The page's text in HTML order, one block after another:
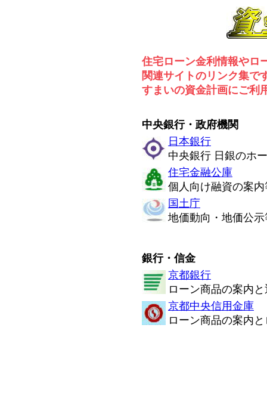
住宅ローン金利情報やロ
関連サイトのリンク集で
すまいの資金計画にご利
中央銀行・政府機関
日本銀行
中央銀行 日銀のホ
住宅金融公庫
個人向け融資の案
国土庁
地価動向・地価公
銀行・信金
京都銀行
ローン商品の案内
京都中央信用金庫
ローン商品の案内